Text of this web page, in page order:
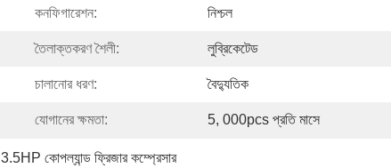
কনফিগারেশন: নিশ্চল
তৈলাক্তকরণ শৈলী: লুব্রিকেটেড
চালানোর ধরণ: বৈদ্যুতিক
যোগানের ক্ষমতা: 5, 000pcs প্রতি মাসে
3.5HP কোপল্যান্ড ফ্রিজার কম্প্রেসার